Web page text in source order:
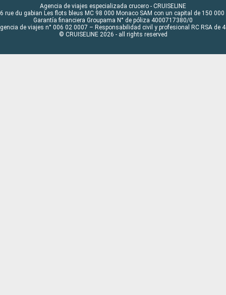
Agencia de viajes especializada crucero - CRUISELINE
rue du gabian Les flots bleus MC 98 000 Monaco SAM con un capital de 150 000
Garantía financiera Groupama N° de póliza 4000717380/0
de viajes n° 006 02 0007 – Responsabilidad civil y profesional RC RSA de
© CRUISELINE 2026 - all rights reserved